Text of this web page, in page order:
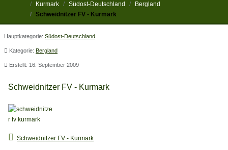
Kurmark
Südost-Deutschland
Bergland
Schweidnitzer FV - Kurmark
Hauptkategorie: Südost-Deutschland
Kategorie: Bergland
Erstellt: 16. September 2009
Schweidnitzer FV - Kurmark
Schweidnitzer FV - Kurmark